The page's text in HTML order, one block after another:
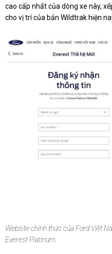
cao cấp nhất của dòng xe này,
cho vị trí của bản Wildtrak hiện
Website chính thức của Ford Việt
Everest Platinum.